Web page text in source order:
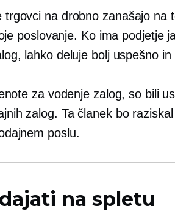
na drobno zanašajo na
poslovanje. Ko ima podjetje
lahko deluje bolj uspešno in
za vodenje zalog, so bili
zalog. Ta članek bo
poslu.
na spletu